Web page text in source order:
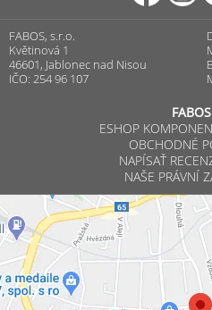
FABOS, s.r.o.
Květinová 1
46601, Jablonec nad Nisou
IČO: 254 96 107
ESHOP
OBCHODNÉ
NAPÍSAŤ
NAŠE PRÁVNÍ